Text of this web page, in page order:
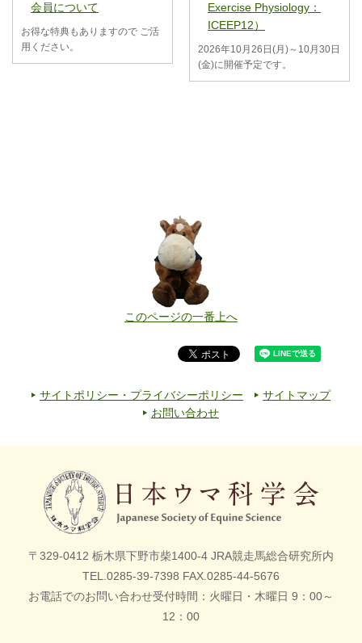
会員について
お得な特典もありますので ご活
用ください。
Exercise Physiology：
ICEEP12）
2026年10月26日(月)～10月30日
(金)に開催予定です。
このページの一番上へ
サイトポリシー・プライバシーポリシー
サイトマップ
お問い合わせ
〒329-0412 栃木県下野市柴1400-4 JRA競走馬総合研究所内
TEL.0285-39-7398 FAX.0285-44-5676
お電話でのお問い合わせ受付時間 ： 火曜日・木曜日 9：00～
12：00